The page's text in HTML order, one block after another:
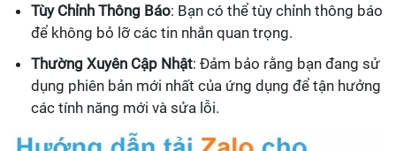
Tùy Chỉnh Thông Báo: Bạn có thể tùy chỉnh thông báo
để không bỏ lỡ các tin nhắn quan trọng.
Thường Xuyên Cập Nhật: Đảm bảo rằng bạn đang sử
dụng phiên bản mới nhất của ứng dụng để tận hưởng
các tính năng mới và sửa lỗi.